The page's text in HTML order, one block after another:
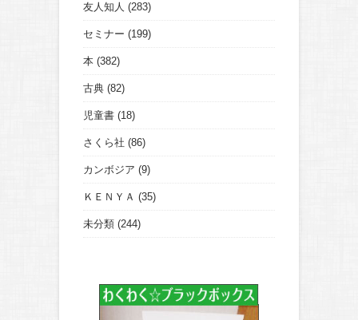
友人知人 (283)
セミナー (199)
本 (382)
古典 (82)
児童書 (18)
さくら社 (86)
カンボジア (9)
ＫＥＮＹＡ (35)
未分類 (244)